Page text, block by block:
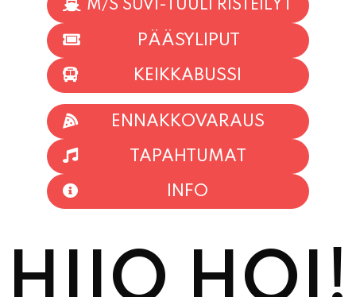
KEIKKABUSSI
TAPAHTUMAT
INFO
HIIO HOI!
KESÄKAUSI 2026 KÄYNNISTYY
VAPPUAATTONA 30.4.2026 KLO